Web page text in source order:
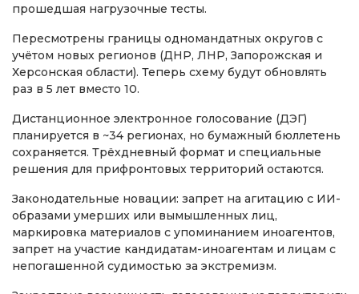
прошедшая нагрузочные тесты.
Пересмотрены границы одномандатных округов с
учётом новых регионов (ДНР, ЛНР, Запорожская и
Херсонская области). Теперь схему будут обновлять
раз в 5 лет вместо 10.
Дистанционное электронное голосование (ДЭГ)
планируется в ~34 регионах, но бумажный бюллетень
сохраняется. Трёхдневный формат и специальные
решения для прифронтовых территорий остаются.
Законодательные новации: запрет на агитацию с ИИ-
образами умерших или вымышленных лиц,
маркировка материалов с упоминанием иноагентов,
запрет на участие кандидатам-иноагентам и лицам с
непогашенной судимостью за экстремизм.